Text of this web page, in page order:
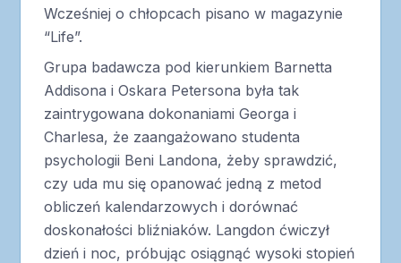
Wcześniej o chłopcach pisano w magazynie
“Life”.
Grupa badawcza pod kierunkiem Barnetta
Addisona i Oskara Petersona była tak
zaintrygowana dokonaniami Georga i
Charlesa, że zaangażowano studenta
psychologii Beni Landona, żeby sprawdzić,
czy uda mu się opanować jedną z metod
obliczeń kalendarzowych i dorównać
doskonałości bliźniaków. Langdon ćwiczył
dzień i noc, próbując osiągnąć wysoki stopień